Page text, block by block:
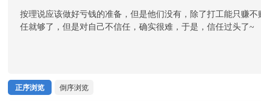
按理说应该做好亏钱的准备，但是他们没有，除了打工能只赚
任就够了，但是对自己不信任，确实很难，于是，信任过头了~
正序浏览 倒序浏览